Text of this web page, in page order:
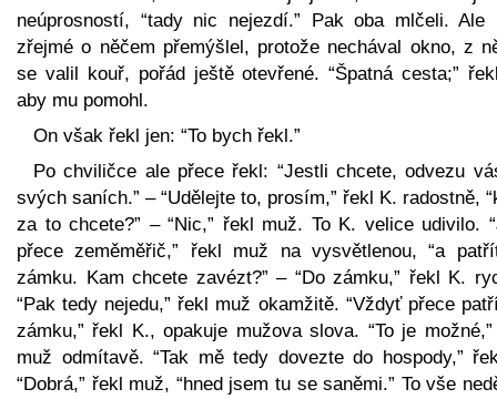
neúprosností, “tady nic nejezdí.” Pak oba mlčeli. Ale
zřejmé o něčem přemýšlel, protože nechával okno, z
se valil kouř, pořád ještě otevřené. “Špatná cesta;”
aby mu pomohl.
On však řekl jen: “To bych řekl.”
Po chviličce ale přece řekl: “Jestli chcete, odvezu
svých saních.” – “Udělejte to, prosím,” řekl K. radostně,
za to chcete?” – “Nic,” řekl muž. To K. velice udivilo.
přece zeměměřič,” řekl muž na vysvětlenou, “a
zámku. Kam chcete zavézt?” – “Do zámku,” řekl K.
“Pak tedy nejedu,” řekl muž okamžitě. “Vždyť přece
zámku,” řekl K., opakuje mužova slova. “To je
muž odmítavě. “Tak mě tedy dovezte do hospody,”
“Dobrá,” řekl muž, “hned jsem tu se saněmi.” To vše